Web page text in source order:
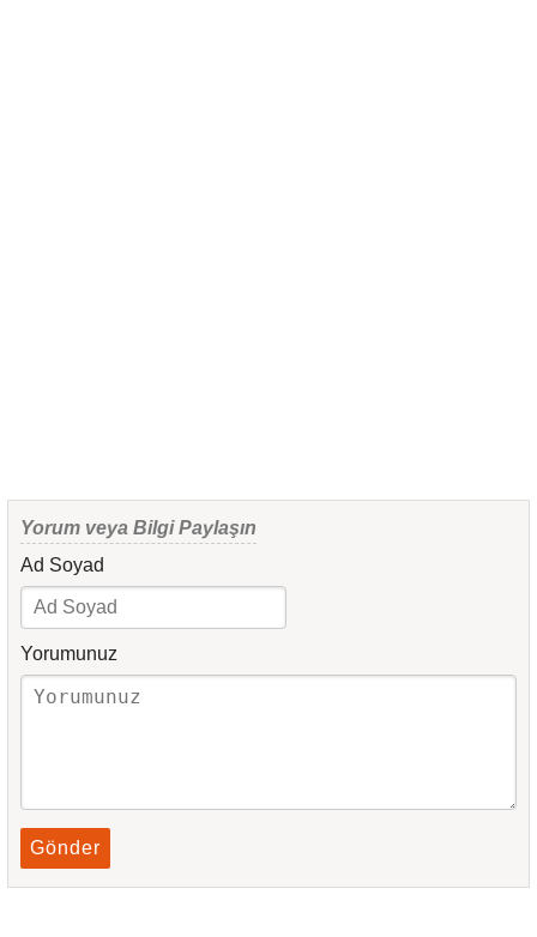
Yorum veya Bilgi Paylaşın
Ad Soyad
Yorumunuz
Gönder